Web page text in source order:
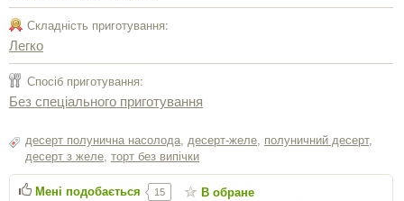
Складність приготування:
Легко
Спосіб приготування:
Без спеціального приготування
десерт полунична насолода, десерт-желе, полуничний десерт,
десерт з желе, торт без випічки
Мені подобається 15 В обране